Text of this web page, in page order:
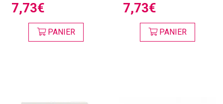
7,73€
PANIER
7,73€
PANIER